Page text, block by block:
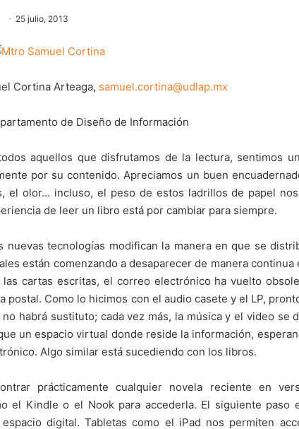
25 julio, 2013
Cortina Arteaga, samuel.cortina@udlap.mx
de Diseño de Información
aquellos que disfrutamos de la lectura, sentimos
por su contenido. Apreciamos un buen
el olor… incluso, el peso de estos ladrillos de papel
de leer un libro está por cambiar para siempre.
nuevas tecnologías modifican la manera en que se
están comenzando a desaparecer de manera
cartas escritas, el correo electrónico ha vuelto
postal. Como lo hicimos con el audio casete y el LP,
habrá sustituto; cada vez más, la música y el video se
un espacio virtual donde reside la información,
Algo similar está sucediendo con los libros.
prácticamente cualquier novela reciente en
el Kindle o el Nook para accederla. El siguiente paso
digital. Tabletas como el iPad nos permiten